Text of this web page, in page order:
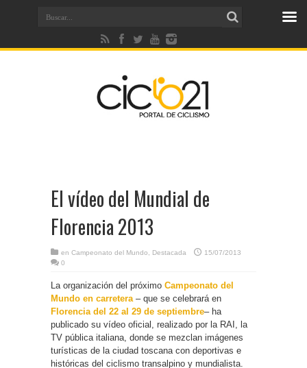
El vídeo del Mundial de
Florencia 2013
en Campeonato del Mundo Destacada
15/07/2013
0
La organización del próximo Campeonato del
Mundo en carretera– que se celebrará en
Florencia del 22 al 29 de septiembre– ha
publicado su vídeo oficial, realizado por la RAI, la
TV pública italiana, donde se mezclan imágenes
turísticas de la ciudad toscana con deportivas e
históricas del ciclismo transalpino y mundialista.